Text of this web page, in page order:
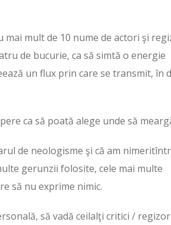
mult de 10 nume de actori şi
de bucurie, ca să simtă o energie
un flux prin care se transmit, în
ca să poată alege unde să
de neologisme şi că am
gerunzii folosite, cele mai multe
să nu exprime nimic.
să vadă ceilalţi critici /